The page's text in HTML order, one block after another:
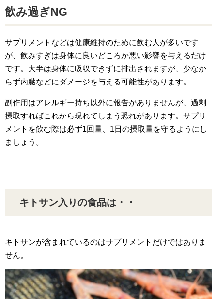
飲み過ぎNG
サプリメントなどは健康維持のために飲む人が多いです
が、飲みすぎは身体に良いどころか悪い影響を与えるだけ
です。大半は身体に吸収できずに排出されますが、少なか
らず内臓などにダメージを与える可能性があります。
副作用はアレルギー持ち以外に報告がありませんが、過剰
摂取すればこれから現れてしまう恐れがあります。サプリ
メントを飲む際は必ず1回量、1日の摂取量を守るようにし
ましょう。
キトサン入りの食品は・・
キトサンが含まれているのはサプリメントだけではありま
せん。